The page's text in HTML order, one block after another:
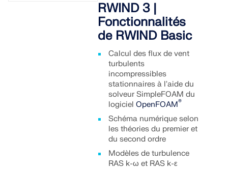
Analyse aux éléments finis pour les
assemblages en acier
Concevez et analysez des connexions en acier en
utilisant le CBFEM, conforme aux normes EN
1993‑1‑8 et AISC 360, entièrement intégré dans
RFEM 6 pour des flux de travail structurels plus
RWIND 3 |
Fonctionnalités
de RWIND Basic
Calcul des flux de vent
turbulents
incompressibles
stationnaires à l'aide du
solveur SimpleFOAM du
logicielOpenFOAM®
Schéma numérique selon
les théories du premier et
du second ordre
Modèles de turbulence
RAS k-ω et RAS k-ε